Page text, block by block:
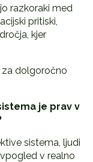
razkoraki med
pritiski,
kjer
dolgoročno
je prav v
sistema, ljudi
v realno